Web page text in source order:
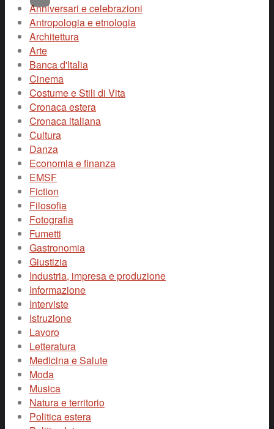
Anniversari e celebrazioni
Antropologia e etnologia
Architettura
Arte
Banca d'Italia
Cinema
Costume e Stili di Vita
Cronaca estera
Cronaca italiana
Cultura
Danza
Economia e finanza
EMSF
Fiction
Filosofia
Fotografia
Fumetti
Gastronomia
Giustizia
Industria, impresa e produzione
Informazione
Interviste
Istruzione
Lavoro
Letteratura
Medicina e Salute
Moda
Musica
Natura e territorio
Politica estera